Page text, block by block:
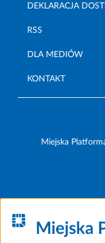
DEKLARACJA
RSS
DLA MEDIÓW
KONTAKT
Miejska
Miejska